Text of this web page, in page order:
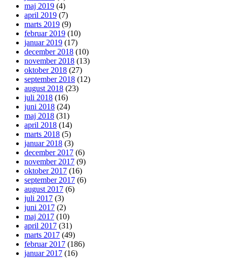
maj 2019 (4)
april 2019 (7)
marts 2019 (9)
februar 2019 (10)
januar 2019 (17)
december 2018 (10)
november 2018 (13)
oktober 2018 (27)
september 2018 (12)
august 2018 (23)
juli 2018 (16)
juni 2018 (24)
maj 2018 (31)
april 2018 (14)
marts 2018 (5)
januar 2018 (3)
december 2017 (6)
november 2017 (9)
oktober 2017 (16)
september 2017 (6)
august 2017 (6)
juli 2017 (3)
juni 2017 (2)
maj 2017 (10)
april 2017 (31)
marts 2017 (49)
februar 2017 (186)
januar 2017 (16)